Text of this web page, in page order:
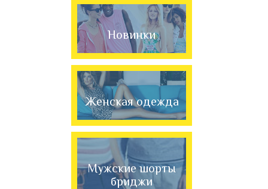
Новинки
Женская одежда
Мужские шорты
бриджи